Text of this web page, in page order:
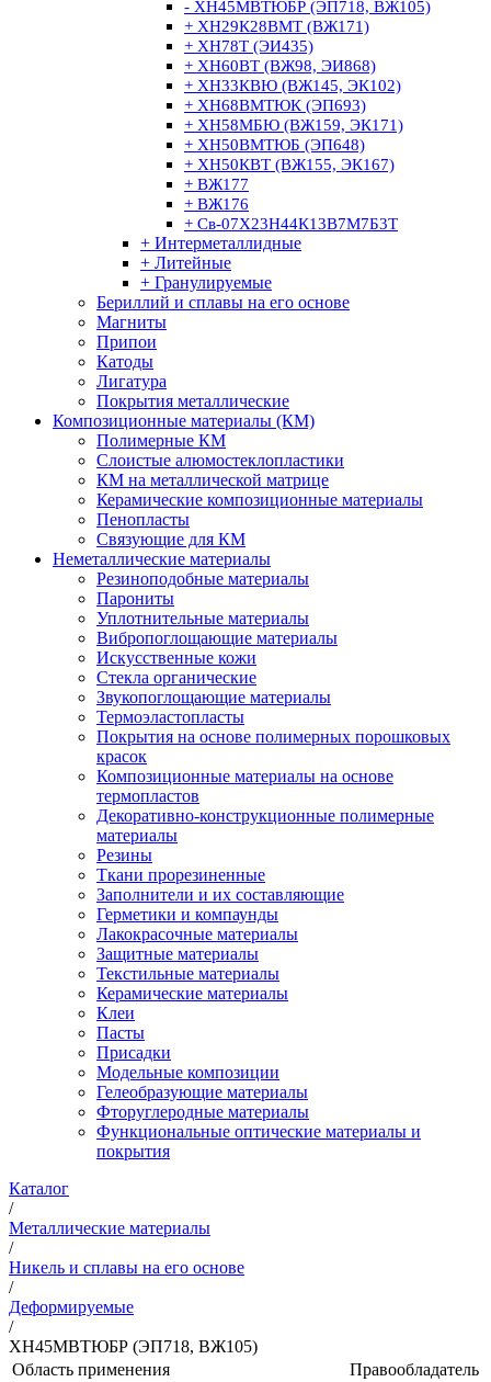
- ХН45МВТЮБР (ЭП718, ВЖ105)
+ ХН29К28ВМТ (ВЖ171)
+ ХН78Т (ЭИ435)
+ ХН60ВТ (ВЖ98, ЭИ868)
+ ХН33КВЮ (ВЖ145, ЭК102)
+ ХН68ВМТЮК (ЭП693)
+ ХН58МБЮ (ВЖ159, ЭК171)
+ ХН50ВМТЮБ (ЭП648)
+ ХН50КВТ (ВЖ155, ЭК167)
+ ВЖ177
+ ВЖ176
+ Св-07Х23Н44К13В7М7Б3Т
+ Интерметаллидные
+ Литейные
+ Гранулируемые
Бериллий и сплавы на его основе
Магниты
Припои
Катоды
Лигатура
Покрытия металлические
Композиционные материалы (КМ)
Полимерные КМ
Слоистые алюмостеклопластики
КМ на металлической матрице
Керамические композиционные материалы
Пенопласты
Связующие для КМ
Неметаллические материалы
Резиноподобные материалы
Парониты
Уплотнительные материалы
Вибропоглощающие материалы
Искусственные кожи
Стекла органические
Звукопоглощающие материалы
Термоэластопласты
Покрытия на основе полимерных порошковых
красок
Композиционные материалы на основе
термопластов
Декоративно-конструкционные полимерные
материалы
Резины
Ткани прорезиненные
Заполнители и их составляющие
Герметики и компаунды
Лакокрасочные материалы
Защитные материалы
Текстильные материалы
Керамические материалы
Клеи
Пасты
Присадки
Модельные композиции
Гелеобразующие материалы
Фторуглеродные материалы
Функциональные оптические материалы и
покрытия
Каталог
/
Металлические материалы
/
Никель и сплавы на его основе
/
Деформируемые
/
ХН45МВТЮБР (ЭП718, ВЖ105)
Область применения
Правообладатель